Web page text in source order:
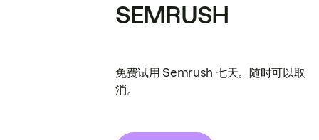
SEMRUSH
免费试用 Semrush 七天。随时可以取
消。